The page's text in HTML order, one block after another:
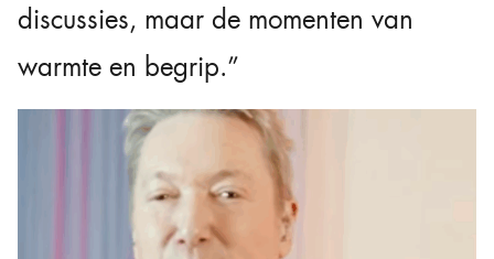
discussies, maar de momenten van
warmte en begrip.”